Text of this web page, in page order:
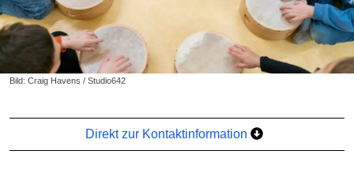
Bild: Craig Havens / Studio642
Direkt zur Kontaktinformation